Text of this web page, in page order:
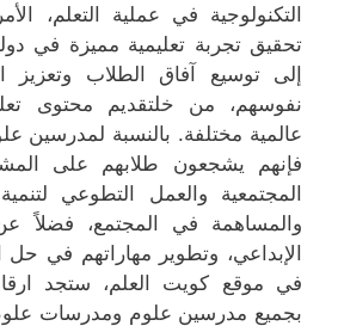
التكنولوجية في عملية التعلم،
تحقيق تجربة تعليمية مميزة في
إلى توسيع آفاق الطلاب وتعزيز
نفوسهم، من خلتقديم محتوى
عالمية مختلفة. بالنسبة لمدرسين
فإنهم يشجعون طلابهم على
المجتمعية والعمل التطوعي
والمساهمة في المجتمع، فضلاً عن
الإبداعي، وتطوير مهاراتهم في حل
في موقع كويت العلم، ستجد
بجميع مدرسين علوم ومدرسات